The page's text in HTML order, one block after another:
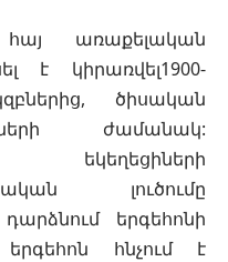
առաքելական
է կիրառվել1900-
ծիսական
ժամանակ:
լուծումը
երգեհոնի
հնչում է